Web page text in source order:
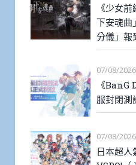
《少女
下安魂曲
分儀」報
07/08/2026
《BanG
服封閉測
07/08/2026
日本超